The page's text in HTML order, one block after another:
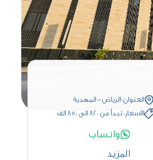
العنوان: الرياض - المهدية
الاسعار: تبدأ من 820 الى 850 الف
واتساب
المزيد